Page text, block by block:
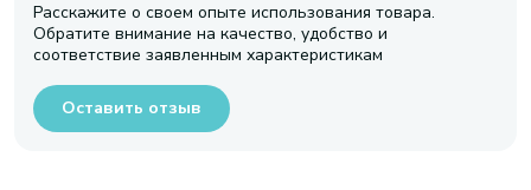
Расскажите о своем опыте использования товара.
Обратите внимание на качество, удобство и
соответствие заявленным характеристикам
Оставить отзыв